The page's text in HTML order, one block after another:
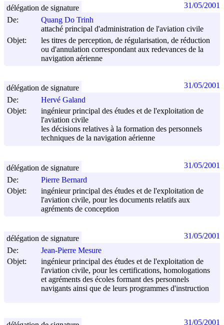
De:
Quang Do Trinh
attaché principal d'administration de l'aviation civile
Objet:
les titres de perception, de régularisation, de réduction
ou d'annulation correspondant aux redevances de la
navigation aérienne
délégation de signature 31/05/2001
De:
Hervé Galand
Objet:
ingénieur principal des études et de l'exploitation de
l'aviation civile
les décisions relatives à la formation des personnels
techniques de la navigation aérienne
délégation de signature 31/05/2001
De:
Pierre Bernard
Objet:
ingénieur principal des études et de l'exploitation de
l'aviation civile, pour les documents relatifs aux
agréments de conception
délégation de signature 31/05/2001
De:
Jean-Pierre Mesure
Objet:
ingénieur principal des études et de l'exploitation de
l'aviation civile, pour les certifications, homologations
et agréments des écoles formant des personnels
navigants ainsi que de leurs programmes d'instruction
délégation de signature 31/05/2001
31/05/2001